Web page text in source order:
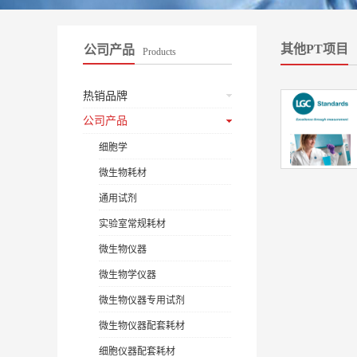
公司产品 Products
热销品牌
公司产品
细胞学
微生物耗材
通用试剂
实验室常规耗材
微生物仪器
微生物学仪器
微生物仪器专用试剂
微生物仪器配套耗材
细胞仪器配套耗材
其他PT项目